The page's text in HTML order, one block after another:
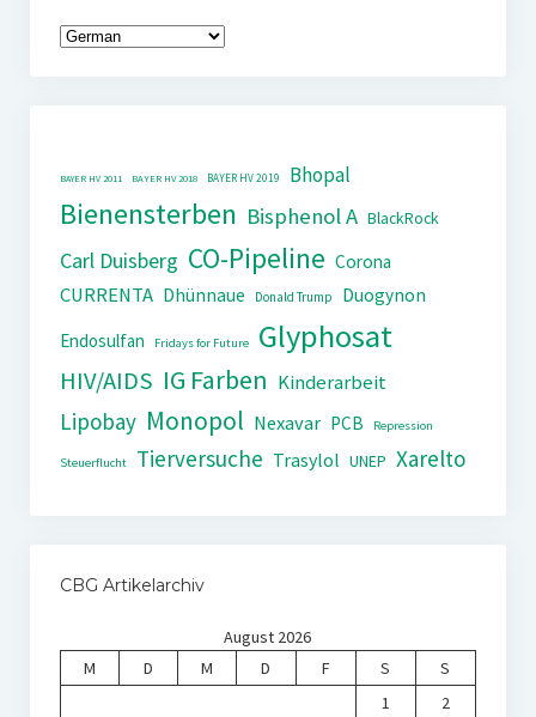
BAYER HV 2011 BAYER HV 2018 BAYER HV 2019 Bhopal
Bienensterben Bisphenol A BlackRock
Carl Duisberg CO-Pipeline Corona
CURRENTA Dhünnaue Donald Trump
Duogynon
Endosulfan
Fridays for Future Glyphosat
HIV/AIDS IG Farben Kinderarbeit
Lipobay Monopol Nexavar PCB Repression
Steuerflucht Tierversuche Trasylol UNEP Xarelto
CBG Artikelarchiv
August 2026
M
D M D F S
S
1
2